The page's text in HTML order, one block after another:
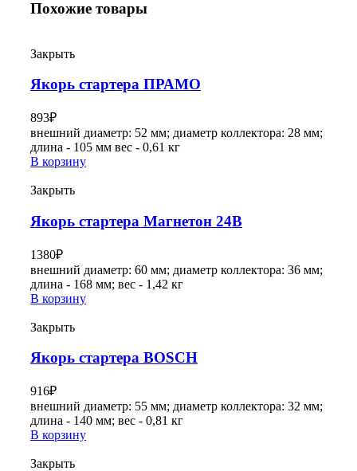
Похожие товары
Закрыть
Якорь стартера ПРАМО
893₽
внешний диаметр: 52 мм; диаметр коллектора: 28 мм;
длина - 105 мм вес - 0,61 кг
В корзину
Закрыть
Якорь стартера Магнетон 24В
1380₽
внешний диаметр: 60 мм; диаметр коллектора: 36 мм;
длина - 168 мм; вес - 1,42 кг
В корзину
Закрыть
Якорь стартера BOSCH
916₽
внешний диаметр: 55 мм; диаметр коллектора: 32 мм;
длина - 140 мм; вес - 0,81 кг
В корзину
Закрыть